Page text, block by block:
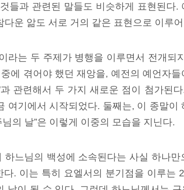
들과 관련된 말들도 비슷하게 표현된다
운 앎도 서로 거의 같은 표현으로 이루
라는 두 주제가 병행을 이루면서 전개되
에 겪어야 했던 재앙을, 예전의 예언자
관련해서 두 가지 새로운 점이 첨가된
여기에서 시작되었다. 둘째는, 이 종말
의 날”은 이렇게 이중의 모습을 지닌다.
하느님의 백성에 소속된다는 사실 하나
. 이는 특히 요엘서의 분기점을 이루는